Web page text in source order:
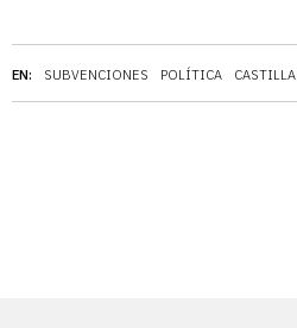
EN: SUBVENCIONES POLÍTICA